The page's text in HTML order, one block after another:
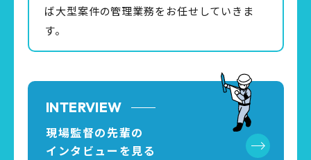
ば大型案件の管理業務をお任せしていきま
す。
INTERVIEW
現場監督の先輩の
インタビューを見る